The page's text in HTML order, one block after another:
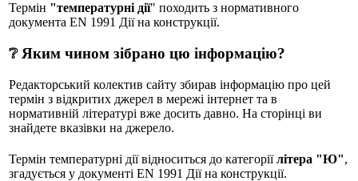
Термін "температурні дії" походить з нормативного
документа EN 1991 Дії на конструкції.
❔ Яким чином зібрано цю інформацію?
Редакторський колектив сайту збирав інформацію про цей
термін з відкритих джерел в мережі інтернет та в
нормативній літературі вже досить давно. На сторінці ви
знайдете вказівки на джерело.
Термін температурні дії відноситься до категоріїлітера "Ю",
згадується у документі EN 1991 Дії на конструкції.